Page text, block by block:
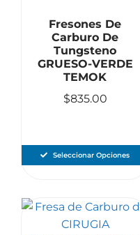
Fresones De
Carburo De
Tungsteno
GRUESO-VERDE
TEMOK
$835.00
Seleccionar Opciones